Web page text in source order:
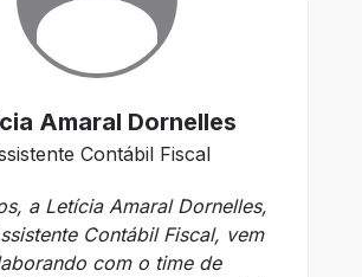
Amaral Dornelles
Contábil Fiscal
a Letícia Amaral Dornelles,
Contábil Fiscal, vem
com o time de